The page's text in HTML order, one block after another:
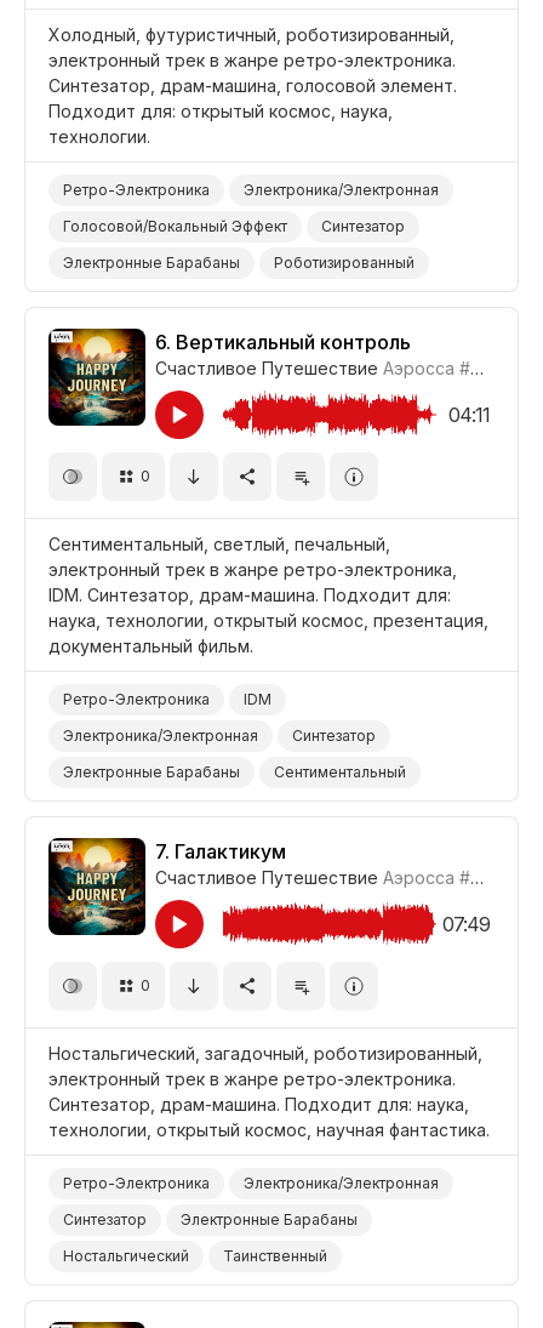
Холодный, футуристичный, роботизированный,
электронный трек в жанре ретро-электроника.
Синтезатор, драм-машина, голосовой элемент.
Подходит для: открытый космос, наука,
технологии.
Ретро-Электроника
Электроника/Электронная
Голосовой/Вокальный Эффект
Синтезатор
Электронные Барабаны
Роботизированный
Футуристичный
Наука/Технология/Производство
Открытый Космос
6. Вертикальный контроль
Счастливое Путешествие Аэросса #CUP021_6
04:11
0
Сентиментальный, светлый, печальный,
электронный трек в жанре ретро-электроника,
IDM. Синтезатор, драм-машина. Подходит для:
наука, технологии, открытый космос, презентация,
документальный фильм.
Ретро-Электроника
IDM
Электроника/Электронная
Синтезатор
Электронные Барабаны
Сентиментальный
Грустный
Наука/Технология/Производство
Открытый Космос
Документальный Фильм
7. Галактикум
Счастливое Путешествие Аэросса #CUP021_7
07:49
0
Ностальгический, загадочный, роботизированный,
электронный трек в жанре ретро-электроника.
Синтезатор, драм-машина. Подходит для: наука,
технологии, открытый космос, научная фантастика.
Ретро-Электроника
Электроника/Электронная
Синтезатор
Электронные Барабаны
Ностальгический
Таинственный
Роботизированный